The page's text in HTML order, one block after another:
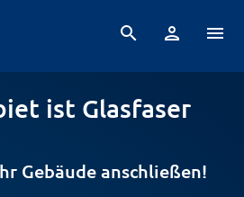
search person menu
ist Glasfaser
Gebäude anschließen!